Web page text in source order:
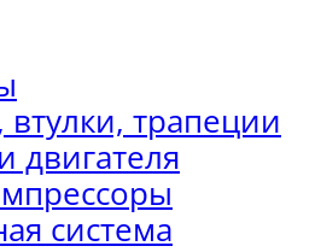
трапеции
двигателя
система